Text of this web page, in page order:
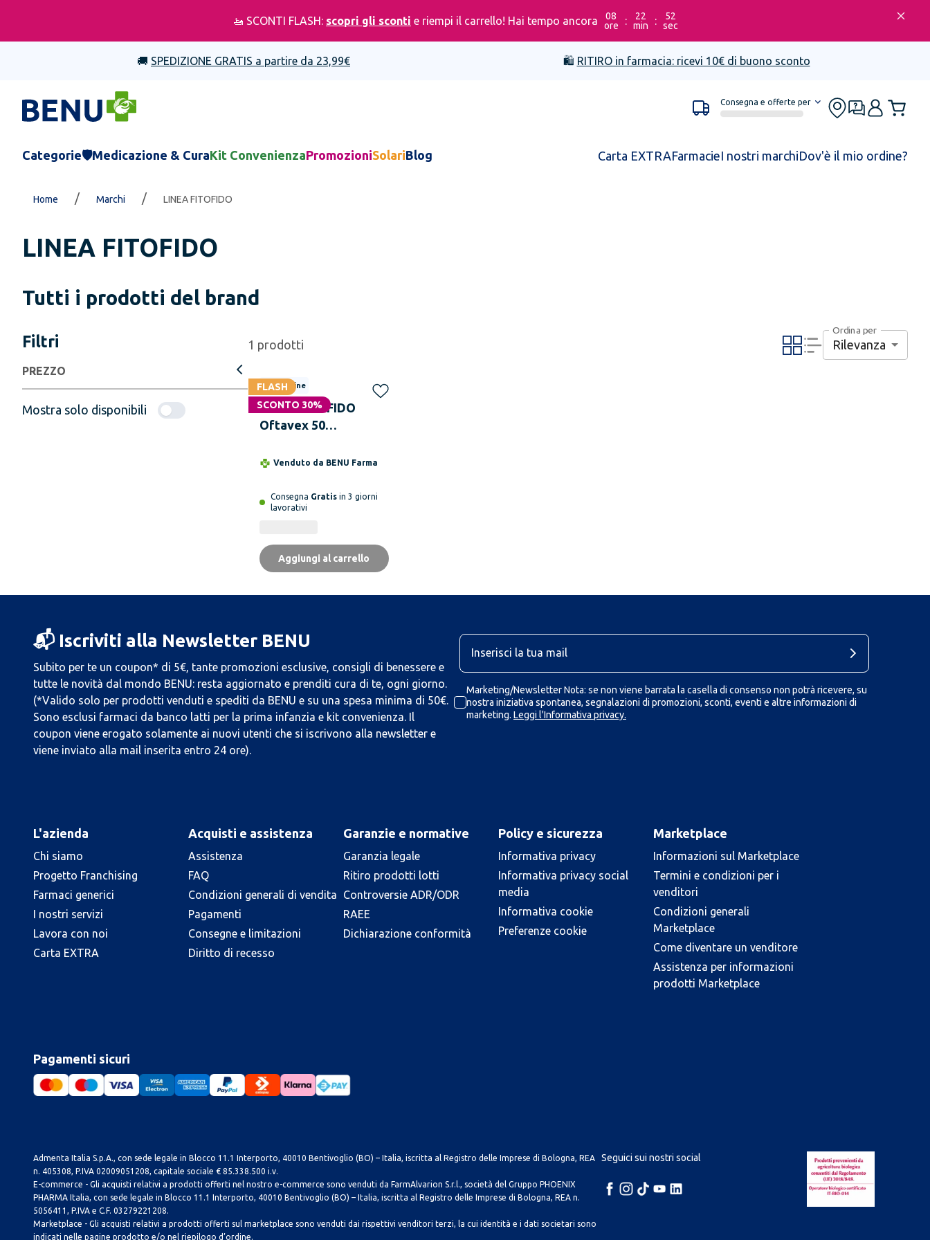
🚤 SCONTI FLASH: scopri gli sconti e riempi il carrello! Hai tempo ancora
08
ore
:
22
min
:
52
sec
🚚 SPEDIZIONE GRATIS a partire da 23,99€ 🛍️ RITIRO in farmacia: ricevi 10€ di buono sconto
Consegna e offerte per
Categorie🛡️Medicazione & CuraKit ConvenienzaPromozioniSolariBlog Carta EXTRAFarmacieI nostri marchiDov'è il mio ordine?
Home / Marchi / LINEA FITOFIDO
LINEA FITOFIDO
Tutti i prodotti del brand
Filtri
PREZZO
Mostra solo disponibili
1 prodotti
Ordina per
Rilevanza
FLASH
SCONTO 30%
Solo online
LINEA FITOFIDO
Oftavex 50
Venduto da BENU Farma
Consegna Gratis in 3 giorni
lavorativi
Aggiungi al carrello
📬 Iscriviti alla Newsletter BENU
Subito per te un coupon* di 5€, tante promozioni esclusive, consigli di benessere e
tutte le novità dal mondo BENU: resta aggiornato e prenditi cura di te, ogni giorno.
(*Valido solo per prodotti venduti e spediti da BENU e su una spesa minima di 50€.
Sono esclusi farmaci da banco latti per la prima infanzia e kit convenienza. Il
coupon viene erogato solamente ai nuovi utenti che si iscrivono alla newsletter e
viene inviato alla mail inserita entro 24 ore).
Marketing/Newsletter Nota: se non viene barrata la casella di consenso non potrà ricevere, su
nostra iniziativa spontanea, segnalazioni di promozioni, sconti, eventi e altre informazioni di
marketing. Leggi l'Informativa privacy.
L'azienda
Chi siamo
Progetto Franchising
Farmaci generici
I nostri servizi
Lavora con noi
Carta EXTRA
Acquisti e assistenza
Assistenza
FAQ
Condizioni generali di vendita
Pagamenti
Consegne e limitazioni
Diritto di recesso
Garanzie e normative
Garanzia legale
Ritiro prodotti lotti
Controversie ADR/ODR
RAEE
Dichiarazione conformità
Policy e sicurezza
Informativa privacy
Informativa privacy social
media
Informativa cookie
Preferenze cookie
Marketplace
Informazioni sul Marketplace
Termini e condizioni per i
venditori
Condizioni generali
Marketplace
Come diventare un venditore
Assistenza per informazioni
prodotti Marketplace
Pagamenti sicuri
Admenta Italia S.p.A., con sede legale in Blocco 11.1 Interporto, 40010 Bentivoglio (BO) – Italia, iscritta al Registro delle Imprese di Bologna, REA
n. 405308, P.IVA 02009051208, capitale sociale € 85.338.500 i.v.
E-commerce - Gli acquisti relativi a prodotti offerti nel nostro e-commerce sono venduti da FarmAlvarion S.r.l., società del Gruppo PHOENIX
PHARMA Italia, con sede legale in Blocco 11.1 Interporto, 40010 Bentivoglio (BO) – Italia, iscritta al Registro delle Imprese di Bologna, REA n.
5056411, P.IVA e C.F. 03279221208.
Marketplace - Gli acquisti relativi a prodotti offerti sul marketplace sono venduti dai rispettivi venditori terzi, la cui identità e i dati societari sono
indicati nelle pagine prodotto e/o nel riepilogo d’ordine.
Seguici sui nostri social